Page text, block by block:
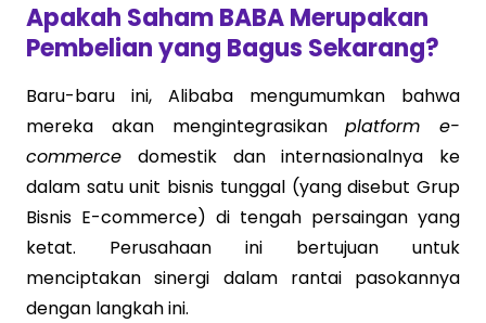
Apakah Saham BABA Merupakan
Pembelian yang Bagus Sekarang?
Baru-baru ini, Alibaba mengumumkan bahwa
mereka akan mengintegrasikanplatform e-
commerce domestik dan internasionalnya ke
dalam satu unit bisnis tunggal (yang disebut Grup
Bisnis E-commerce) di tengah persaingan yang
ketat. Perusahaan ini bertujuan untuk
menciptakan sinergi dalam rantai pasokannya
dengan langkah ini.